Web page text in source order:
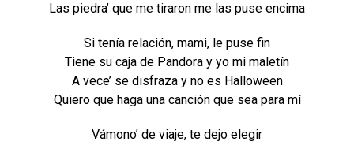
Las piedra’ que me tiraron me las puse encima
Si tenía relación, mami, le puse fin
Tiene su caja de Pandora y yo mi maletín
A vece’ se disfraza y no es Halloween
Quiero que haga una canción que sea para mí
Vámono’ de viaje, te dejo elegir